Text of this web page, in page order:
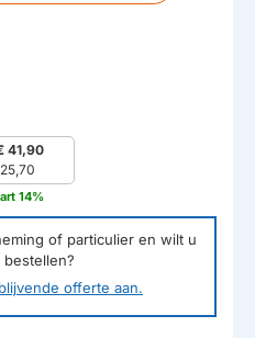
41,90
14%
of particulier en wilt u
bestellen?
offerte aan.